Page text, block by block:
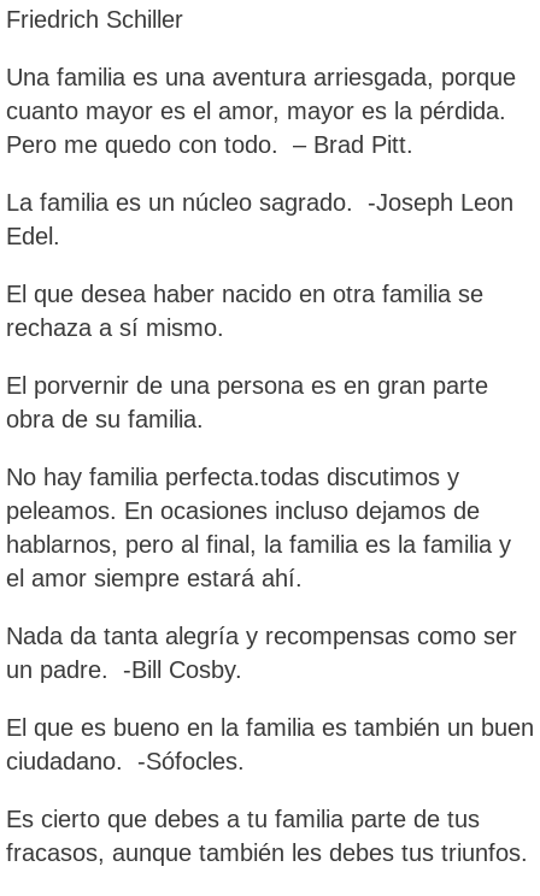
Friedrich Schiller
Una familia es una aventura arriesgada, porque
cuanto mayor es el amor, mayor es la pérdida.
Pero me quedo con todo. – Brad Pitt.
La familia es un núcleo sagrado. -Joseph Leon
Edel.
El que desea haber nacido en otra familia se
rechaza a sí mismo.
El porvernir de una persona es en gran parte
obra de su familia.
No hay familia perfecta.todas discutimos y
peleamos. En ocasiones incluso dejamos de
hablarnos, pero al final, la familia es la familia y
el amor siempre estará ahí.
Nada da tanta alegría y recompensas como ser
un padre. -Bill Cosby.
El que es bueno en la familia es también un buen
ciudadano. -Sófocles.
Es cierto que debes a tu familia parte de tus
fracasos, aunque también les debes tus triunfos.